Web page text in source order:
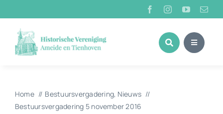
naar
inhoud
Home Bestuursvergadering Nieuws
Bestuursvergadering 5 november 2016